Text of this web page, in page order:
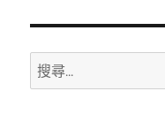
搜
尋